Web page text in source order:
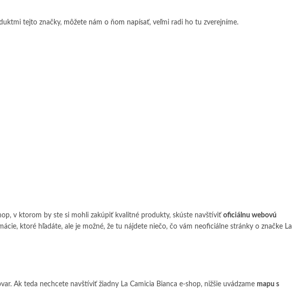
tejto značky, môžete nám o ňom napísať, veľmi radi ho tu zverejníme.
v ktorom by ste si mohli zakúpiť kvalitné produkty, skúste navštíviť oficiálnu webovú
ktoré hľadáte, ale je možné, že tu nájdete niečo, čo vám neoficiálne stránky o značke La
Ak teda nechcete navštíviť žiadny La Camicia Bianca e-shop, nižšie uvádzame mapu s